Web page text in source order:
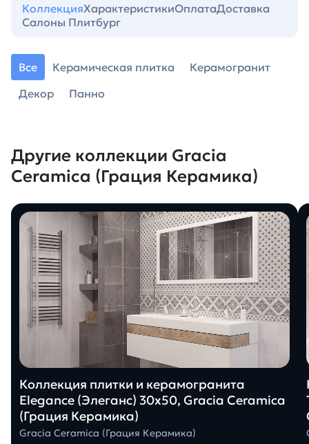
КоллекцияХарактеристикиОплатаДоставка
Салоны Плитбург
Все Керамическая плитка
Керамогранит
Декор
Панно
Другие коллекции Gracia
Ceramica (Грация Керамика)
Коллекция плитки и керамогранита
Elegance (Элеганс) 30х50, Gracia Ceramica
(Грация Керамика)
Gracia Ceramica (Грация Керамика)